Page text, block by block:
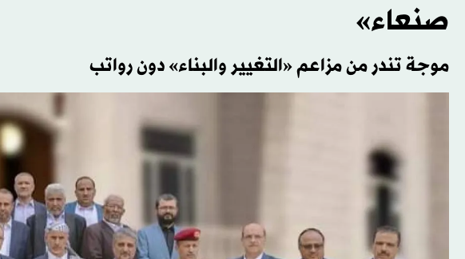
صنعاء»
موجة تندر من مزاعم «التغيير والبناء» دون رواتب